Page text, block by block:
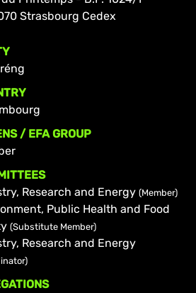
Strasbourg Cedex
/ EFA GROUP
Research and Energy (Member)
Public Health and Food
(Substitute Member)
Research and Energy